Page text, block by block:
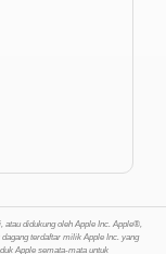
atau didukung oleh Apple Inc. Apple®,
terdaftar milik Apple Inc. yang
Apple semata-mata untuk